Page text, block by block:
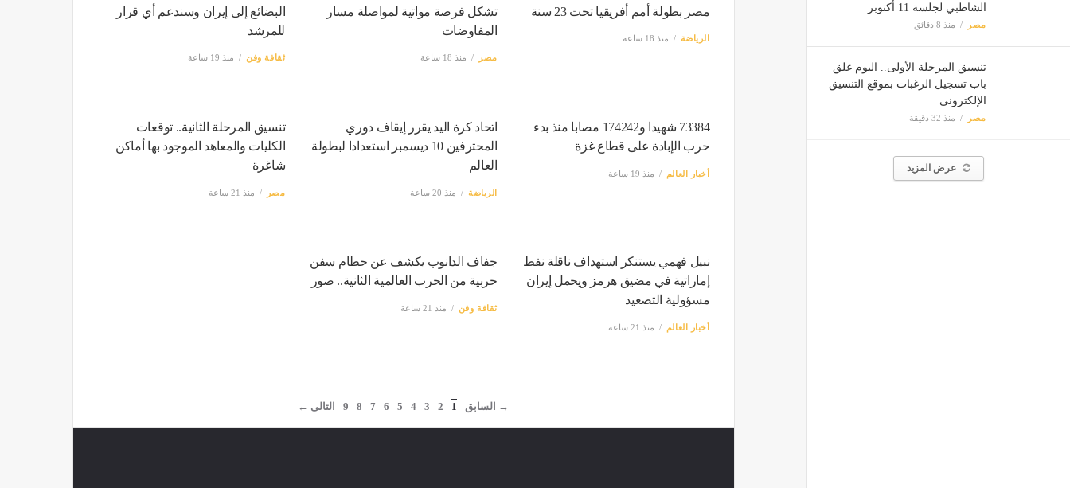
الشاطبي لجلسة 11 أكتوبر
مصر منذ 8 دقائق
تنسيق المرحلة الأولى.. اليوم غلق
باب تسجيل الرغبات بموقع التنسيق
الإلكترونى
مصر منذ 32 دقيقة
عرض المزيد
مصر بطولة أمم أفريقيا تحت 23 سنة
الرياضة منذ 18 ساعة
تشكل فرصة مواتية لمواصلة مسار
المفاوضات
مصر منذ 18 ساعة
البضائع إلى إيران وسندعم أي قرار
للمرشد
ثقافة وفن منذ 19 ساعة
73384 شهيدا و174242 مصابا منذ بدء
حرب الإبادة على قطاع غزة
أخبار العالم منذ 19 ساعة
اتحاد كرة اليد يقرر إيقاف دوري
المحترفين 10 ديسمبر استعدادا لبطولة
العالم
الرياضة منذ 20 ساعة
تنسيق المرحلة الثانية.. توقعات
الكليات والمعاهد الموجود بها أماكن
شاغرة
مصر منذ 21 ساعة
نبيل فهمي يستنكر استهداف ناقلة نفط
إماراتية في مضيق هرمز ويحمل إيران
مسؤولية التصعيد
أخبار العالم منذ 21 ساعة
جفاف الدانوب يكشف عن حطام سفن
حربية من الحرب العالمية الثانية.. صور
ثقافة وفن منذ 21 ساعة
→ السابق 1
2
3
4
5
6
7
8
9 التالى ←